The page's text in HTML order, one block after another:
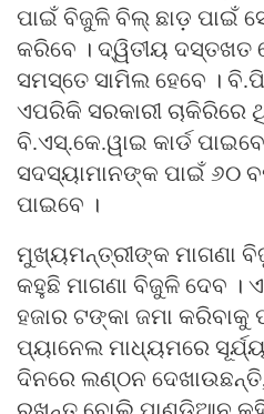
ପାଇଁ ବିଜୁଳି ବିଲ୍‍ ଛାଡ଼ ପାଇଁ
କରିବେ । ଦ୍ୱିତୀୟ ଦସ୍ତଖତ
ସମସ୍ତେ ସାମିଲ ହେବେ ।
ଏପରିକି ସରକାରୀ
ବି.ଏସ୍‍.କେ.ୱାଇ କାର୍ଡ
ସଦସ୍ୟାମାନଙ୍କ ପାଇଁ ୬୦
ପାଇବେ ।
ମୁଖ୍ୟମନ୍ତ୍ରୀଙ୍କ ମାଗଣା
କହୁଛି ମାଗଣା ବିଜୁଳି ଦେବ
ହଜାର ଟଙ୍କା ଜମା କରିବାକୁ
ପ୍ୟାନେଲ ମାଧ୍ୟମରେ
ଦିନରେ ଲଣ୍ଠନ